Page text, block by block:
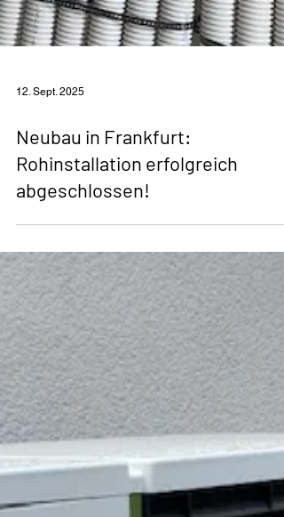
Neubau in Frankfurt:
Rohinstallation erfolgreich
abgeschlossen!